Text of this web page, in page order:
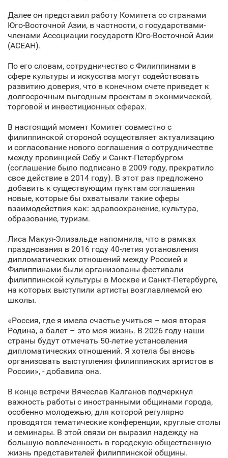
Далее он представил работу Комитета со странами
Юго-Восточной Азии, в частности, с государствами-
членами Ассоциации государств Юго-Восточной Азии
(АСЕАН).
По его словам, сотрудничество с Филиппинами в
сфере культуры и искусства могут содействовать
развитию доверия, что в конечном счете приведет к
долгосрочным выгодным проектам в эконмической,
торговой и инвестиционных сферах.
В настоящий момент Комитет совместно с
филиппинской стороной осуществляет актуализацию
и согласование нового соглашения о сотрудничестве
между провинцией Себу и Санкт‑Петербургом
(соглашение было подписано в 2009 году, прекратило
свое действие в 2014 году). В этот раз предложено
добавить к существующим пунктам соглашения
новые, которые бы охватывали такие сферы
взаимодействия как: здравоохранение, культура,
образование, туризм.
Лиса Макуя-Элизальде напомнила, что в рамках
празднования в 2016 году 40-летия установления
дипломатических отношений между Россией и
Филиппинами были организованы фестивали
филиппинской культуры в Москве и Санкт‑Петербурге,
на которых выступили артисты возглавляемой ею
школы.
«Россия, где я имела счастье учиться – моя вторая
Родина, а балет – это моя жизнь. В 2026 году наши
страны будут отмечать 50-летие установления
дипломатических отношений. Я хотела бы вновь
организовать выступления филиппинских артистов в
России», - добавила она.
В конце встречи Вячеслав Калганов подчеркнул
важность работы с иностранными общинами города,
особенно молодежью, для которой регулярно
проводятся тематические конференции, круглые столы
и семинары. В этой связи он выразил надежду на
большую вовлеченность в городскую общественную
жизнь представителей филиппинской общины.